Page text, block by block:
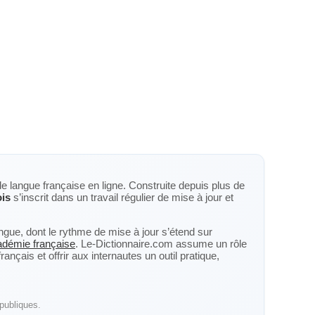
langue française en ligne. Construite depuis plus de
s’inscrit dans un travail régulier de mise à jour et
dont le rythme de mise à jour s’étend sur
française. Le-Dictionnaire.com assume un rôle
et offrir aux internautes un outil pratique,